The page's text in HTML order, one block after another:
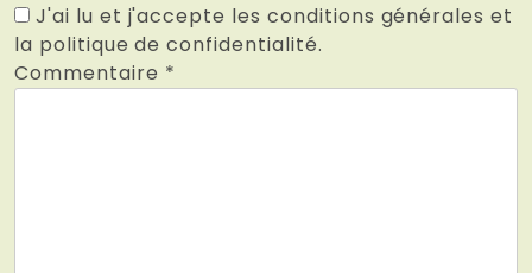
J'ai lu et j'accepte les conditions générales et
la politique de confidentialité.
Commentaire *